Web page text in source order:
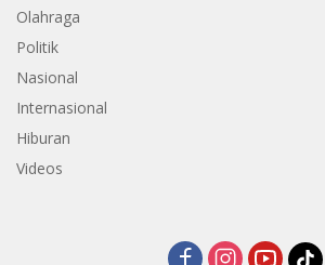
Olahraga
Politik
Nasional
Internasional
Hiburan
Videos